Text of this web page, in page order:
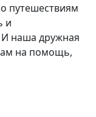
путешествиям
и
наша дружная
на помощь,